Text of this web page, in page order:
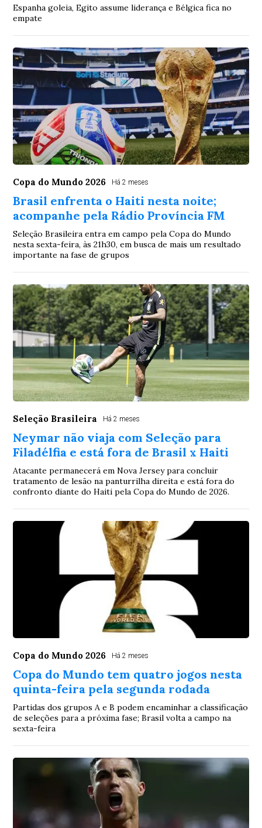
Espanha goleia, Egito assume liderança e Bélgica fica no
empate
Copa do Mundo 2026 Há 2 meses
Brasil enfrenta o Haiti nesta noite;
acompanhe pela Rádio Província FM
Seleção Brasileira entra em campo pela Copa do Mundo
nesta sexta-feira, às 21h30, em busca de mais um resultado
importante na fase de grupos
Seleção Brasileira Há 2 meses
Neymar não viaja com Seleção para
Filadélfia e está fora de Brasil x Haiti
Atacante permanecerá em Nova Jersey para concluir
tratamento de lesão na panturrilha direita e está fora do
confronto diante do Haiti pela Copa do Mundo de 2026.
Copa do Mundo 2026 Há 2 meses
Copa do Mundo tem quatro jogos nesta
quinta-feira pela segunda rodada
Partidas dos grupos A e B podem encaminhar a classificação
de seleções para a próxima fase; Brasil volta a campo na
sexta-feira